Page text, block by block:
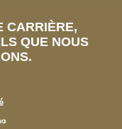
CARRIÈRE,
QUE NOUS